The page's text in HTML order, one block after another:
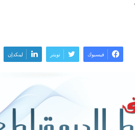
فيسبوك تويتر لينكدإن